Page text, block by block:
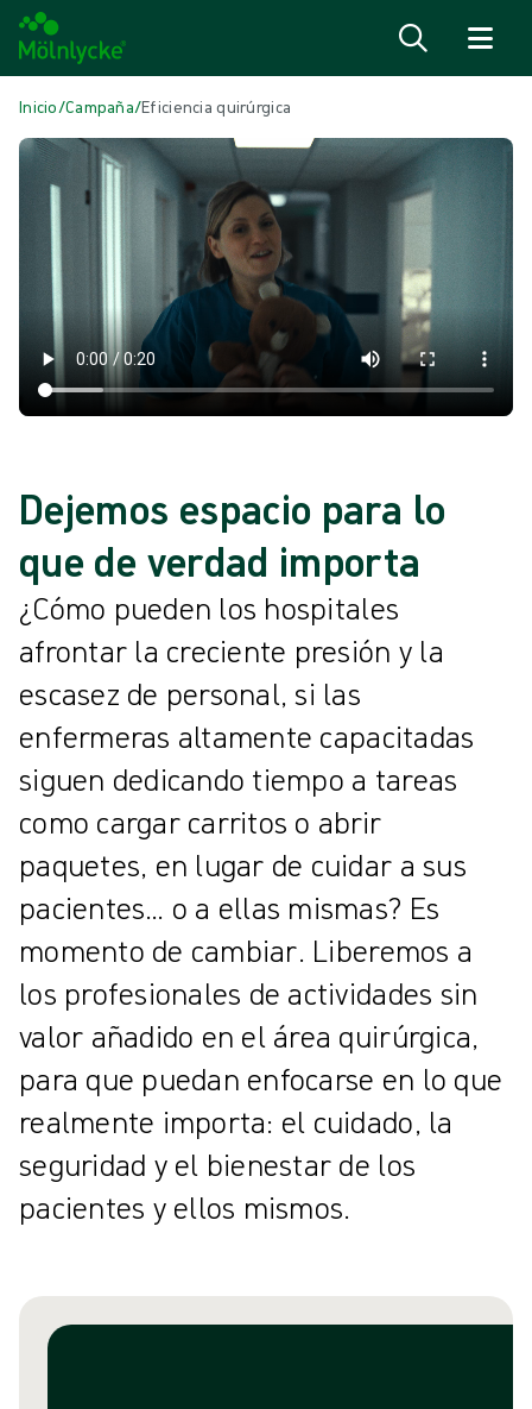
Inicio/Campaña/Eficiencia quirúrgica
Dejemos espacio para lo
que de verdad importa
¿Cómo pueden los hospitales
afrontar la creciente presión y la
escasez de personal, si las
enfermeras altamente capacitadas
siguen dedicando tiempo a tareas
como cargar carritos o abrir
paquetes, en lugar de cuidar a sus
pacientes… o a ellas mismas? Es
momento de cambiar. Liberemos a
los profesionales de actividades sin
valor añadido en el área quirúrgica,
para que puedan enfocarse en lo que
realmente importa: el cuidado, la
seguridad y el bienestar de los
pacientes y ellos mismos.